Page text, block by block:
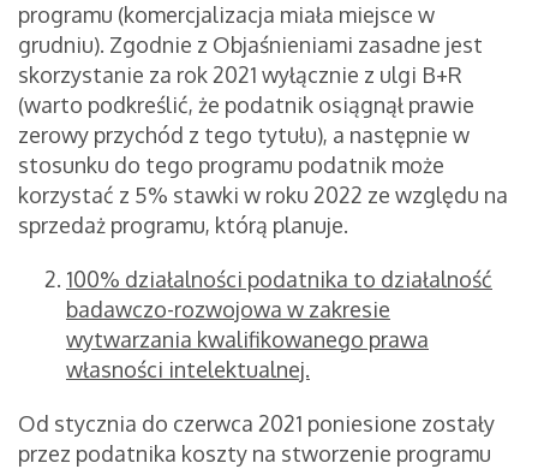
programu (komercjalizacja miała miejsce w
grudniu). Zgodnie z Objaśnieniami zasadne jest
skorzystanie za rok 2021 wyłącznie z ulgi B+R
(warto podkreślić, że podatnik osiągnął prawie
zerowy przychód z tego tytułu), a następnie w
stosunku do tego programu podatnik może
korzystać z 5% stawki w roku 2022 ze względu na
sprzedaż programu, którą planuje.
100% działalności podatnika to działalność
badawczo-rozwojowa w zakresie
wytwarzania kwalifikowanego prawa
własności intelektualnej.
Od stycznia do czerwca 2021 poniesione zostały
przez podatnika koszty na stworzenie programu